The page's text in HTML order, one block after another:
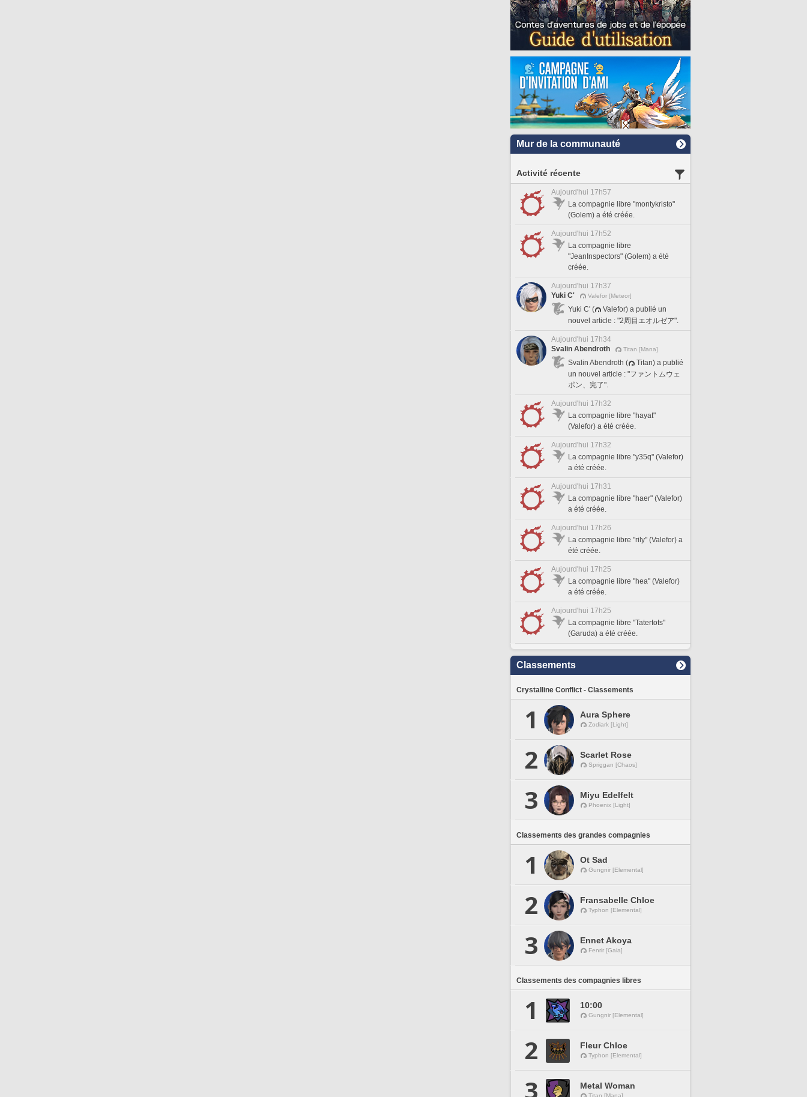
Mur de la communauté
Activité récente
Aujourd'hui 17h57
La compagnie libre "montykristo"
(Golem) a été créée.
Aujourd'hui 17h52
La compagnie libre
"JeanInspectors" (Golem) a été
créée.
Aujourd'hui 17h37
Yuki C'
Valefor [Meteor]
Yuki C' (
Valefor) a publié un
nouvel article : "2周目エオルゼア".
Aujourd'hui 17h34
Svalin Abendroth
Titan [Mana]
Svalin Abendroth (
Titan) a publié
un nouvel article : "ファントムウェ
ポン、完了".
Aujourd'hui 17h32
La compagnie libre "hayat"
(Valefor) a été créée.
Aujourd'hui 17h32
La compagnie libre "y35q" (Valefor)
a été créée.
Aujourd'hui 17h31
La compagnie libre "haer" (Valefor)
a été créée.
Aujourd'hui 17h26
La compagnie libre "rily" (Valefor) a
été créée.
Aujourd'hui 17h25
La compagnie libre "hea" (Valefor)
a été créée.
Aujourd'hui 17h25
La compagnie libre "Tatertots"
(Garuda) a été créée.
Classements
Crystalline Conflict - Classements
1 Aura Sphere
Zodiark [Light]
2 Scarlet Rose
Spriggan [Chaos]
3 Miyu Edelfelt
Phoenix [Light]
Classements des grandes compagnies
1 Ot Sad
Gungnir [Elemental]
2 Fransabelle Chloe
Typhon [Elemental]
3 Ennet Akoya
Fenrir [Gaia]
Classements des compagnies libres
1 10:00
Gungnir [Elemental]
2 Fleur Chloe
Typhon [Elemental]
3 Metal Woman
Titan [Mana]